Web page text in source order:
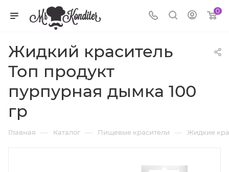
0
Жидкий краситель
Топ продукт
пурпурная дымка 100
гр
Главная — Каталог — Пищевые красители — Жидкие